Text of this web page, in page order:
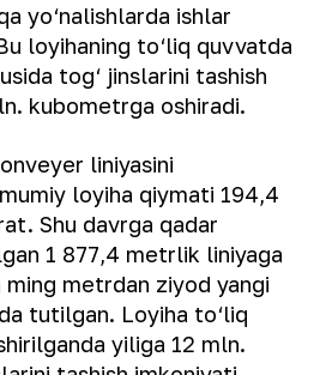
yo‘nalishlarda ishlar
loyihaning to‘liq quvvatda
tog‘ jinslarini tashish
kubometrga oshiradi.
liniyasini
loyiha qiymati 194,4
Shu davrga qadar
1 877,4 metrlik liniyaga
ming metrdan ziyod yangi
tutilgan. Loyiha to‘liq
yiliga 12 mln.